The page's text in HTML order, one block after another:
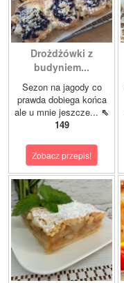
Drożdżówki z
budyniem...
Sezon na jagody co
prawda dobiega końca
ale u mnie jeszcze... ⇖
149
Zobacz przepis!